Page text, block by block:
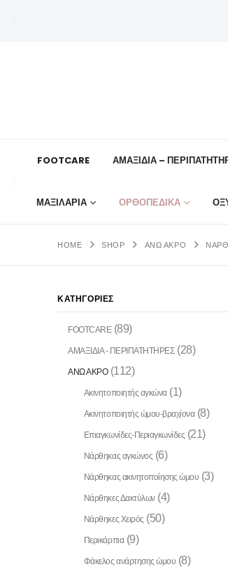
FOOTCARE ΑΜΑΞΙΔΙΑ –
ΜΑΞΙΛΑΡΙΑ ΟΡΘΟΠΕΔΙΚΆ
HOME SHOP ΑΝΩ ΑΚΡΟ
ΚΑΤΗΓΟΡΙΕΣ
FOOTCARE (89)
ΑΜΑΞΙΔΙΑ - ΠΕΡΙΠΑΤΗΤΗΡΕΣ (28)
ΑΝΩ ΑΚΡΟ (112)
Ακινητοποιητής αγκώνα (1)
Ακινητοποιητής ώμου-βραχίονα (8)
Επιαγκωνίδες-Περιαγκωνίδες (21)
Νάρθηκας αγκώνος (6)
Νάρθηκας ακινητοποίησης ώμου (3)
Νάρθηκες Δακτύλων (4)
Νάρθηκες Χειρός (50)
Περικάρπια (9)
Φάκελος ανάρτησης ώμου (8)